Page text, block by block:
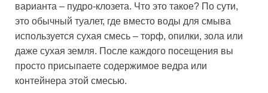
варианта – пудро-клозета. Что это такое? По сути,
это обычный туалет, где вместо воды для смыва
используется сухая смесь – торф, опилки, зола или
даже сухая земля. После каждого посещения вы
просто присыпаете содержимое ведра или
контейнера этой смесью.